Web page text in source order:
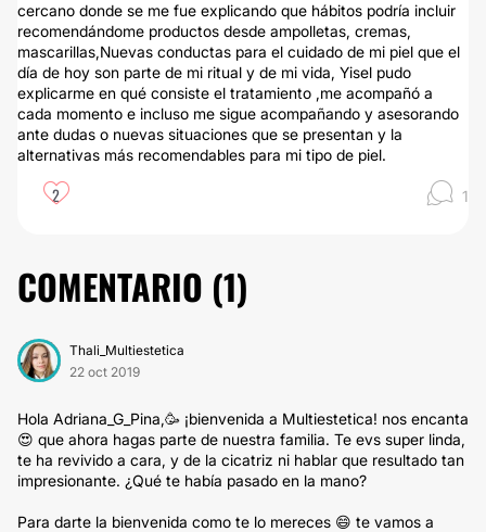
cercano donde se me fue explicando que hábitos podría incluir
recomendándome productos desde ampolletas, cremas,
mascarillas,Nuevas conductas para el cuidado de mi piel que el
día de hoy son parte de mi ritual y de mi vida, Yisel pudo
explicarme en qué consiste el tratamiento ,me acompañó a
cada momento e incluso me sigue acompañando y asesorando
ante dudas o nuevas situaciones que se presentan y la
alternativas más recomendables para mi tipo de piel.
2 1
COMENTARIO (1)
Thali_Multiestetica
22 oct 2019
Hola Adriana_G_Pina,🥳 ¡bienvenida a Multiestetica! nos encanta
😍 que ahora hagas parte de nuestra familia. Te evs super linda,
te ha revivido a cara, y de la cicatriz ni hablar que resultado tan
impresionante. ¿Qué te había pasado en la mano?
Para darte la bienvenida como te lo mereces 😄 te vamos a